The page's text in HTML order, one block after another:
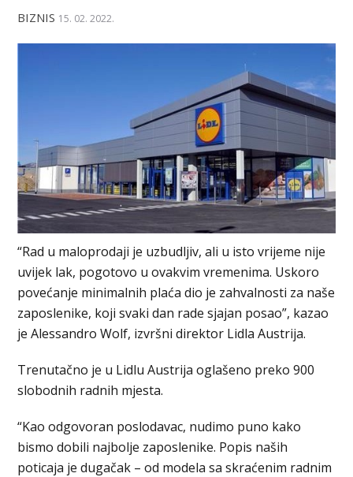
BIZNIS 15. 02. 2022.
“Rad u maloprodaji je uzbudljiv, ali u isto vrijeme nije
uvijek lak, pogotovo u ovakvim vremenima. Uskoro
povećanje minimalnih plaća dio je zahvalnosti za naše
zaposlenike, koji svaki dan rade sjajan posao”, kazao
je Alessandro Wolf, izvršni direktor Lidla Austrija.
Trenutačno je u Lidlu Austrija oglašeno preko 900
slobodnih radnih mjesta.
“Kao odgovoran poslodavac, nudimo puno kako
bismo dobili najbolje zaposlenike. Popis naših
poticaja je dugačak – od modela sa skraćenim radnim